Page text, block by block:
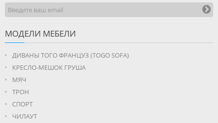
МОДЕЛИ МЕБЕЛИ
ДИВАНЫ ТОГО ФРАНЦУЗ (TOGO SOFA)
КРЕСЛО-МЕШОК ГРУША
МЯЧ
ТРОН
СПОРТ
ЧИЛАУТ